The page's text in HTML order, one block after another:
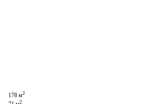
178 м2
2